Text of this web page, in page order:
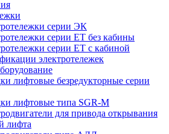
серии ЭК
серии ЕТ без кабины
серии ЕТ с кабиной
электротележек
лифтовые безредукторные серии
лифтовые типа SGR-M
для привода открывания
лифта